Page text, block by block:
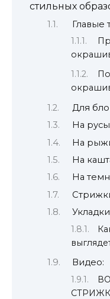
стильных
Главые
Для
На
На
На
На
Укладки
Видео: